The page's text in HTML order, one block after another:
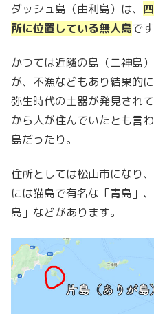
ダッシュ島（由利島）は、
所に位置している無人島です
かつては近隣の島（二神島
が、不漁などもあり結果的
弥生時代の土器が発見され
から人が住んでいたとも言
島だったり。
住所としては松山市になり
には猫島で有名な「青島」
島」などがあります。